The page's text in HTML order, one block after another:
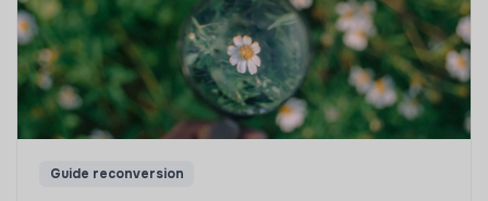
Guide reconversion